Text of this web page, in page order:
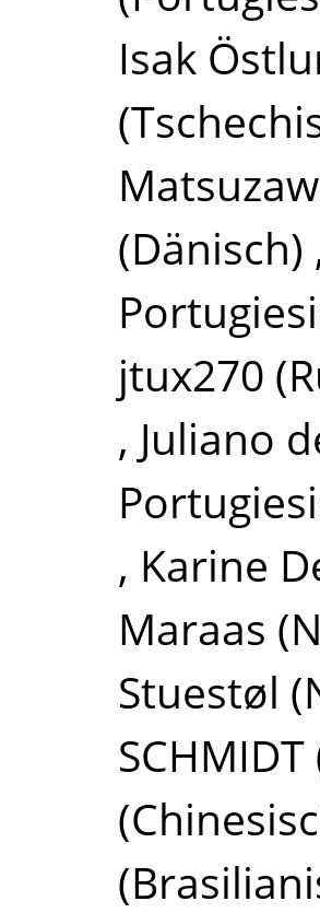
Isak
(Dänisch)
jtux270
, Juliano
, Karine
Maraas
Stuestøl
SCHMIDT